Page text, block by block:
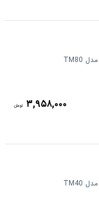
۳,۹۵۸,۰۰۰ تومان